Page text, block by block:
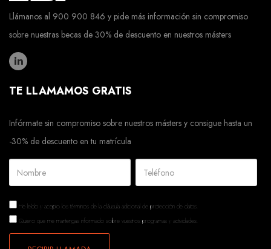
Llámanos al 900 900 846 y pide más información sin compromiso
sobre nuestras becas de 30% de descuento en nuestros másters
TE LLAMAMOS GRATIS
Infórmate sin compromiso sobre nuestros másters y consigue hasta un
-30% de descuento en tu matrícula
He leído y acepto los términos de la cláusula adicional de protección de datos.
Quiero que me mantengas informado sobre vuestros programas y actividades.